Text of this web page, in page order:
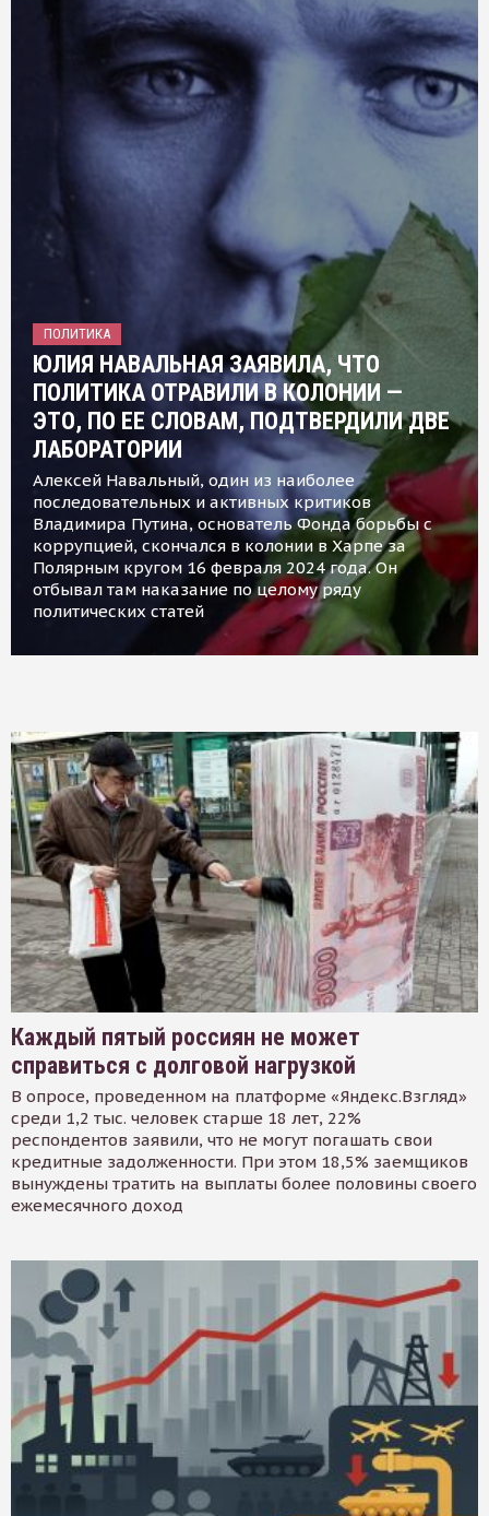
ПОЛИТИКА
ЮЛИЯ НАВАЛЬНАЯ ЗАЯВИЛА, ЧТО
ПОЛИТИКА ОТРАВИЛИ В КОЛОНИИ —
ЭТО, ПО ЕЕ СЛОВАМ, ПОДТВЕРДИЛИ ДВЕ
ЛАБОРАТОРИИ
Алексей Навальный, один из наиболее
последовательных и активных критиков
Владимира Путина, основатель Фонда борьбы с
коррупцией, скончался в колонии в Харпе за
Полярным кругом 16 февраля 2024 года. Он
отбывал там наказание по целому ряду
политических статей
Каждый пятый россиян не может
справиться с долговой нагрузкой
В опросе, проведенном на платформе «Яндекс.Взгляд»
среди 1,2 тыс. человек старше 18 лет, 22%
респондентов заявили, что не могут погашать свои
кредитные задолженности. При этом 18,5% заемщиков
вынуждены тратить на выплаты более половины своего
ежемесячного доход